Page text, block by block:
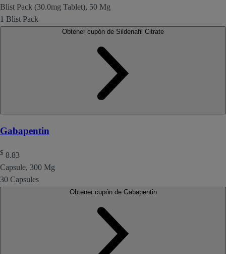
Blist Pack (30.0mg Tablet), 50 Mg
1 Blist Pack
Gabapentin
$ 8.83
Capsule, 300 Mg
30 Capsules
Obtener cupón de Gabapentin